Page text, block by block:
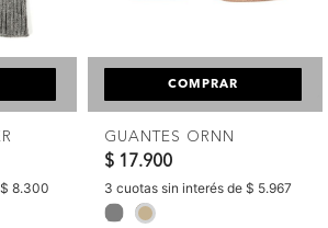
8.300
COMPRAR
GUANTES ORNN
$ 17.900
3 cuotas sin interés de $ 5.967